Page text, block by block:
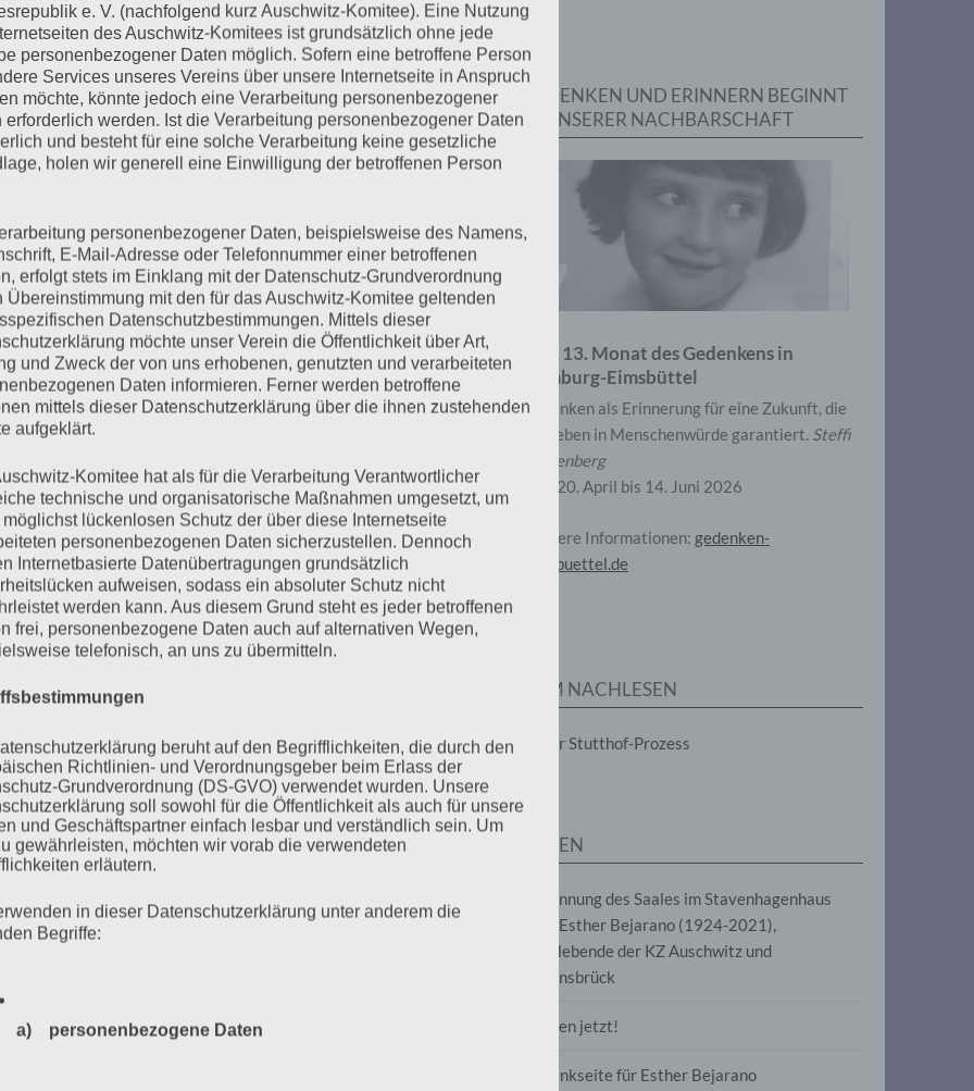
Sonderkommandos von
sich die wichtigste Widerstands-Aktion der Auschwitzer
wagten einen Aufstand gegen die übermächtige SS. Eines
SS-Männer wurden getötet, einige weitere verletzt. 76
wir diesem denk-würdigen Ereignis…
mehr ...
mit Sandra
und eine der letzten Holocaust-Überlebenden in
deportiert und überlebte das Lager nur, weil sie im sog.
die 95-jährige Zeitzeugin unermüdlich gegen Rassismus
Antisemitismus nichts entgegen zu setzen. (Diese Episode
mehr ...
kämpfen
GEDENKEN UND ERINNERN BEGINNT
IN UNSERER NACHBARSCHAFT
Zum 13. Monat des Gedenkens in
Hamburg-Eimsbüttel
Gedenken als Erinnerung für eine Zukunft, die
ein Leben in Menschenwürde garantiert. Steffi
Wittenberg
Vom 20. April bis 14. Juni 2026
Weitere Informationen: gedenken-
eimsbuettel.de
ZUM NACHLESEN
Der Stutthof-Prozess
SEITEN
Benennung des Saales im Stavenhagenhaus
nach Esther Bejarano (1924-2021),
Überlebende der KZ Auschwitz und
Ravensbrück
Frieden jetzt!
Gedenkseite für Esther Bejarano
e. V. (nachfolgend kurz Auschwitz-Komitee). Eine Nutzung
des Auschwitz-Komitees ist grundsätzlich ohne jede
personenbezogener Daten möglich. Sofern eine betroffene Person
Services unseres Vereins über unsere Internetseite in Anspruch
möchte, könnte jedoch eine Verarbeitung personenbezogener
erforderlich werden. Ist die Verarbeitung personenbezogener Daten
und besteht für eine solche Verarbeitung keine gesetzliche
holen wir generell eine Einwilligung der betroffenen Person
personenbezogener Daten, beispielsweise des Namens,
E-Mail-Adresse oder Telefonnummer einer betroffenen
erfolgt stets im Einklang mit der Datenschutz-Grundverordnung
Übereinstimmung mit den für das Auschwitz-Komitee geltenden
Datenschutzbestimmungen. Mittels dieser
möchte unser Verein die Öffentlichkeit über Art,
und Zweck der von uns erhobenen, genutzten und verarbeiteten
Daten informieren. Ferner werden betroffene
mittels dieser Datenschutzerklärung über die ihnen zustehenden
aufgeklärt.
Komitee hat als für die Verarbeitung Verantwortlicher
technische und organisatorische Maßnahmen umgesetzt, um
lückenlosen Schutz der über diese Internetseite
personenbezogenen Daten sicherzustellen. Dennoch
Internetbasierte Datenübertragungen grundsätzlich
aufweisen, sodass ein absoluter Schutz nicht
werden kann. Aus diesem Grund steht es jeder betroffenen
frei, personenbezogene Daten auch auf alternativen Wegen,
telefonisch, an uns zu übermitteln.
beruht auf den Begrifflichkeiten, die durch den
Richtlinien- und Verordnungsgeber beim Erlass der
Grundverordnung (DS-GVO) verwendet wurden. Unsere
soll sowohl für die Öffentlichkeit als auch für unsere
und Geschäftspartner einfach lesbar und verständlich sein. Um
gewährleisten, möchten wir vorab die verwendeten
erläutern.
in dieser Datenschutzerklärung unter anderem die
Begriffe:
a) personenbezogene Daten